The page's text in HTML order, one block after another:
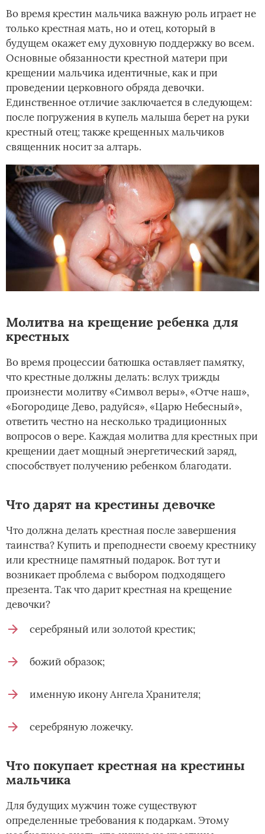
Во время крестин мальчика важную роль играет не
только крестная мать, но и отец, который в
будущем окажет ему духовную поддержку во всем.
Основные обязанности крестной матери при
крещении мальчика идентичные, как и при
проведении церковного обряда девочки.
Единственное отличие заключается в следующем:
после погружения в купель малыша берет на руки
крестный отец; также крещенных мальчиков
священник носит за алтарь.
Молитва на крещение ребенка для
крестных
Во время процессии батюшка оставляет памятку,
что крестные должны делать: вслух трижды
произнести молитву «Символ веры», «Отче наш»,
«Богородице Дево, радуйся», «Царю Небесный»,
ответить честно на несколько традиционных
вопросов о вере. Каждая молитва для крестных при
крещении дает мощный энергетический заряд,
способствует получению ребенком благодати.
Что дарят на крестины девочке
Что должна делать крестная после завершения
таинства? Купить и преподнести своему крестнику
или крестнице памятный подарок. Вот тут и
возникает проблема с выбором подходящего
презента. Так что дарит крестная на крещение
девочки?
серебряный или золотой крестик;
божий образок;
именную икону Ангела Хранителя;
серебряную ложечку.
Что покупает крестная на крестины
мальчика
Для будущих мужчин тоже существуют
определенные требования к подаркам. Этому